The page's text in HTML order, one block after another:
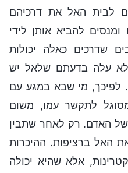
לבית האל את דרכיהם
להביא אותן לידי
שדרכים כאלה יכולות
עלה בדעתם שלאל יש
לפיכך, מי שבא במגע עם
לתקשר עמו, משום
האדם. רק לאחר שתבין
האל ברציפות. ההיכרות
אלא שהיא יכולה